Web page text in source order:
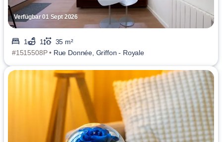
Verfügbar 01 Sept 2026
1 1
35 m²
#1515508P • Rue Donnée, Griffon - Royale